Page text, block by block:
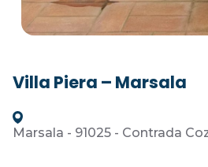
Villa Piera – Marsala
Marsala - 91025 - Contrada